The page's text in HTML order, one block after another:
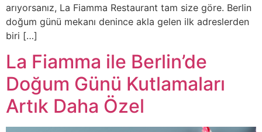
arıyorsanız, La Fiamma Restaurant tam size göre. Berlin
doğum günü mekanı denince akla gelen ilk adreslerden
biri […]
La Fiamma ile Berlin’de
Doğum Günü Kutlamaları
Artık Daha Özel